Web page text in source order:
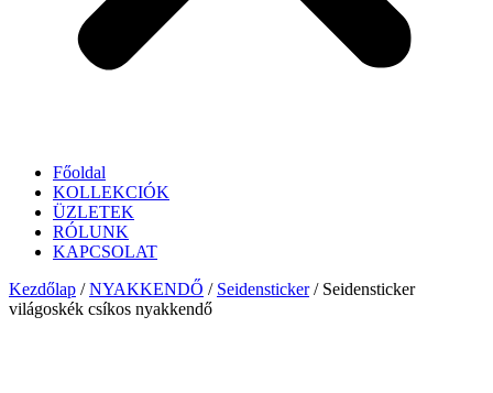
Főoldal
KOLLEKCIÓK
ÜZLETEK
RÓLUNK
KAPCSOLAT
Kezdőlap /NYAKKENDŐ / Seidensticker/ Seidensticker
világoskék csíkos nyakkendő